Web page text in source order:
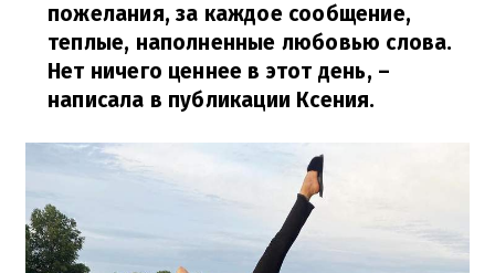
пожелания, за каждое сообщение,
теплые, наполненные любовью слова.
Нет ничего ценнее в этот день, –
написала в публикации Ксения.